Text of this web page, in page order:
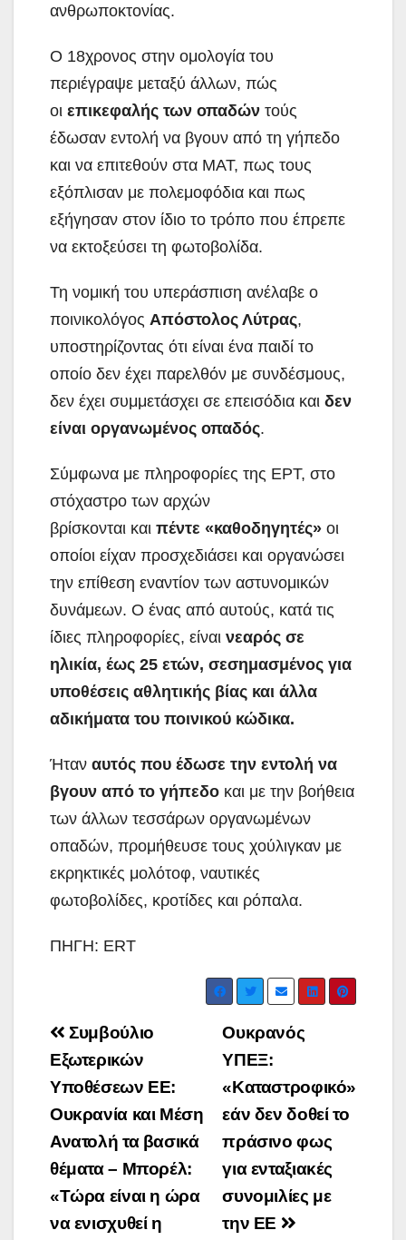
ανθρωποκτονίας.
Ο 18χρονος στην ομολογία του
περιέγραψε μεταξύ άλλων, πώς
οι επικεφαλής των οπαδών τούς
έδωσαν εντολή να βγουν από τη γήπεδο
και να επιτεθούν στα ΜΑΤ, πως τους
εξόπλισαν με πολεμοφόδια και πως
εξήγησαν στον ίδιο το τρόπο που έπρεπε
να εκτοξεύσει τη φωτοβολίδα.
Τη νομική του υπεράσπιση ανέλαβε ο
ποινικολόγος Απόστολος Λύτρας,
υποστηρίζοντας ότι είναι ένα παιδί το
οποίο δεν έχει παρελθόν με συνδέσμους,
δεν έχει συμμετάσχει σε επεισόδια και δεν
είναι οργανωμένος οπαδός.
Σύμφωνα με πληροφορίες της ΕΡΤ, στο
στόχαστρο των αρχών
βρίσκονται και πέντε «καθοδηγητές» οι
οποίοι είχαν προσχεδιάσει και οργανώσει
την επίθεση εναντίον των αστυνομικών
δυνάμεων. Ο ένας από αυτούς, κατά τις
ίδιες πληροφορίες, είναι νεαρός σε
ηλικία, έως 25 ετών, σεσημασμένος για
υποθέσεις αθλητικής βίας και άλλα
αδικήματα του ποινικού κώδικα.
Ήταν αυτός που έδωσε την εντολή να
βγουν από το γήπεδο και με την βοήθεια
των άλλων τεσσάρων οργανωμένων
οπαδών, προμήθευσε τους χούλιγκαν με
εκρηκτικές μολότοφ, ναυτικές
φωτοβολίδες, κροτίδες και ρόπαλα.
ΠΗΓΗ: ERT
Post
navigation
Ουκρανός
ΥΠΕΞ:
«Καταστροφικό»
εάν δεν δοθεί το
πράσινο φως
για ενταξιακές
συνομιλίες με
την ΕΕ
Συμβούλιο
Εξωτερικών
Υποθέσεων ΕΕ:
Ουκρανία και Μέση
Ανατολή τα βασικά
θέματα – Μπορέλ:
«Τώρα είναι η ώρα
να ενισχυθεί η